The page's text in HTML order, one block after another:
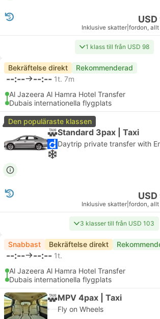
Inklusive skatter fordon, allt
1 klass till från USD 98
Bekräftelse direkt Rekommenderad
--:-- --:-- 1t. 7m
Al Jazeera Al Hamra Hotel Transfer
Dubais internationella flygplats
Den populäraste klassen
Standard 3pax | Taxi
Inklusive skatter fordon, allt
3 klasser till från USD 103
Snabbast Bekräftelse direkt
--:-- --:-- 1t.
Al Jazeera Al Hamra Hotel Transfer
Dubais internationella flygplats
MPV 4pax | Taxi
Fly on Wheels